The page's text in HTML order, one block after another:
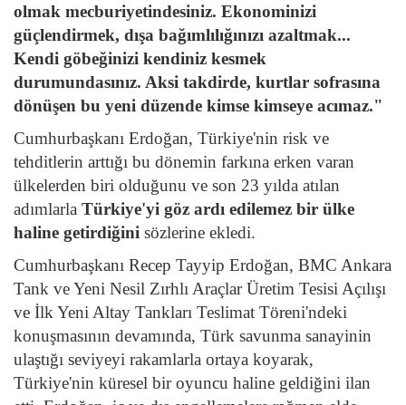
olmak mecburiyetindesiniz. Ekonominizi
güçlendirmek, dışa bağımlılığınızı azaltmak...
Kendi göbeğinizi kendiniz kesmek
durumundasınız. Aksi takdirde, kurtlar sofrasına
dönüşen bu yeni düzende kimse kimseye acımaz."
Cumhurbaşkanı Erdoğan, Türkiye'nin risk ve
tehditlerin arttığı bu dönemin farkına erken varan
ülkelerden biri olduğunu ve son 23 yılda atılan
adımlarla Türkiye'yi göz ardı edilemez bir ülke
haline getirdiğini sözlerine ekledi.
Cumhurbaşkanı Recep Tayyip Erdoğan, BMC Ankara
Tank ve Yeni Nesil Zırhlı Araçlar Üretim Tesisi Açılışı
ve İlk Yeni Altay Tankları Teslimat Töreni'ndeki
konuşmasının devamında, Türk savunma sanayinin
ulaştığı seviyeyi rakamlarla ortaya koyarak,
Türkiye'nin küresel bir oyuncu haline geldiğini ilan